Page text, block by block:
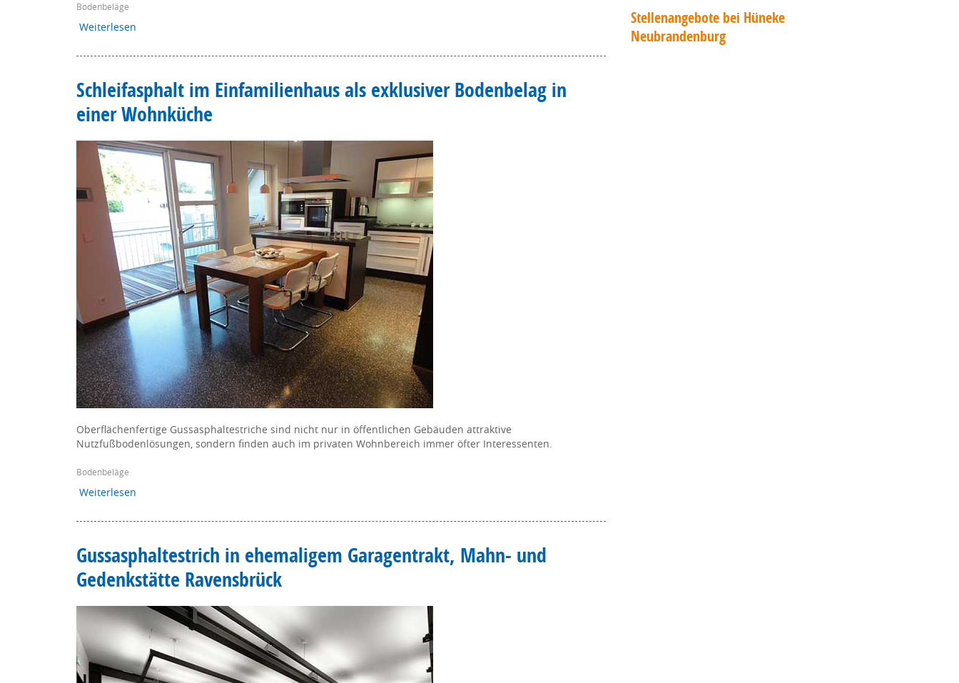
Bodenbeläge
Weiterlesen
Schleifasphalt im Einfamilienhaus als exklusiver Bodenbelag in
einer Wohnküche
Oberflächenfertige Gussasphaltestriche sind nicht nur in öffentlichen Gebäuden attraktive
Nutzfußbodenlösungen, sondern finden auch im privaten Wohnbereich immer öfter Interessenten.
Bodenbeläge
Weiterlesen
Gussasphaltestrich in ehemaligem Garagentrakt, Mahn- und
Gedenkstätte Ravensbrück
Stellenangebote bei Hüneke
Neubrandenburg